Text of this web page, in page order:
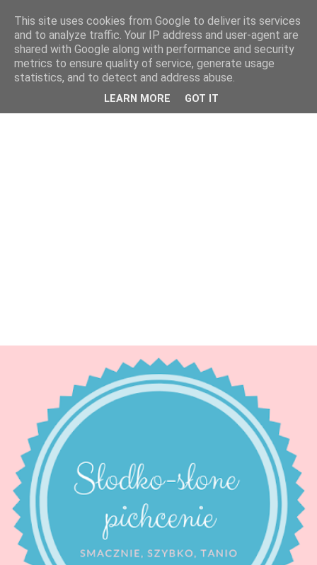
This site uses cookies from Google to deliver its services
and to analyze traffic. Your IP address and user-agent are
shared with Google along with performance and security
metrics to ensure quality of service, generate usage
statistics, and to detect and address abuse.
LEARN MORE GOT IT